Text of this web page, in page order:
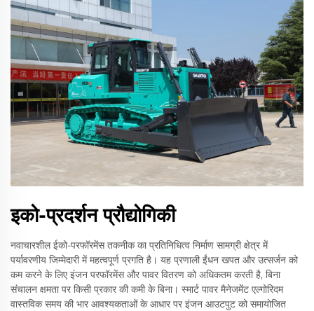
इको-प्रदर्शन प्रौद्योगिकी
नवाचारशील ईको-परफॉरमेंस तकनीक का प्रतिनिधित्व निर्माण सामग्री क्षेत्र में
पर्यावरणीय जिम्मेदारी में महत्वपूर्ण प्रगति है। यह प्रणाली ईंधन खपत और उत्सर्जन को
कम करने के लिए इंजन परफॉरमेंस और पावर वितरण को अधिकतम करती है, बिना
संचालन क्षमता पर किसी प्रकार की कमी के बिना। स्मार्ट पावर मैनेजमेंट एल्गोरिदम
वास्तविक समय की भार आवश्यकताओं के आधार पर इंजन आउटपुट को समायोजित